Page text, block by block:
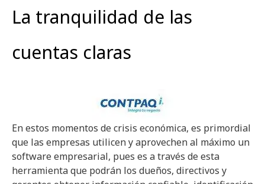
La tranquilidad de las
cuentas claras
En estos momentos de crisis económica, es primordial
que las empresas utilicen y aprovechen al máximo un
software empresarial, pues es a través de esta
herramienta que podrán los dueños, directivos y